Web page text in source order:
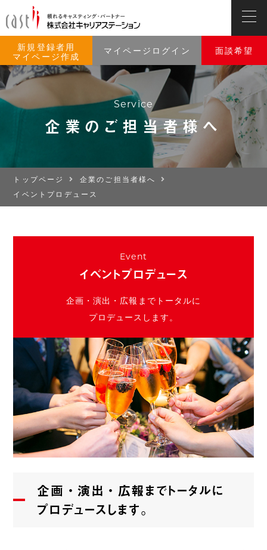
新規登録者用
マイページ作成
マイページログイン 面談希望
Service
企業のご担当者様へ
トップページ
企業のご担当者様へ
イベントプロデュース
Event
イベントプロデュース
企画・演出・広報までトータルに
プロデュースします。
企画・演出・広報までトータルに
プロデュースします。